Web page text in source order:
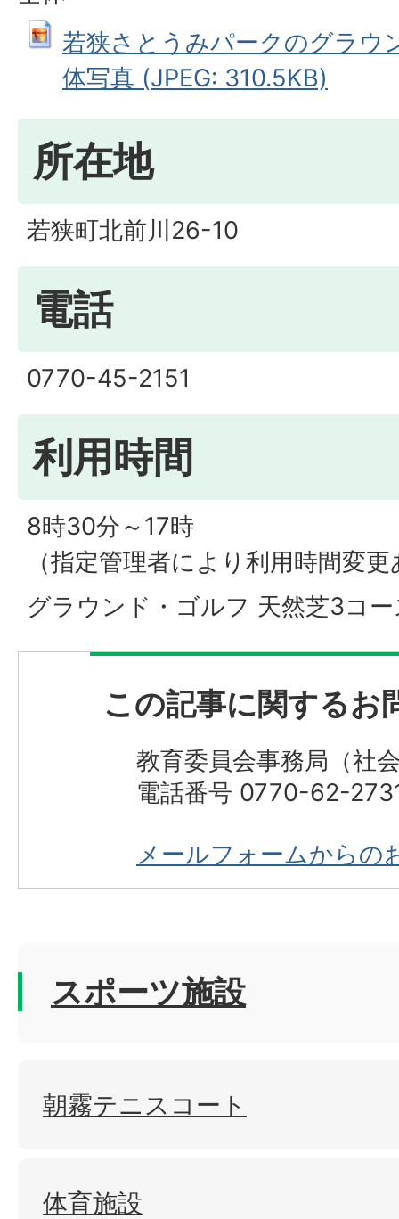
若狭さとうみパークのグラウ
体写真 (JPEG: 310.5KB)
所在地
若狭町北前川26-10
電話
0770-45-2151
利用時間
8時30分～17時
（指定管理者により利用時間変
グラウンド・ゴルフ 天然芝3コ
この記事に関するお
教育委員会事務局（社
電話番号 0770-62-
メールフォームからの
スポーツ施設
朝霧テニスコート
体育施設